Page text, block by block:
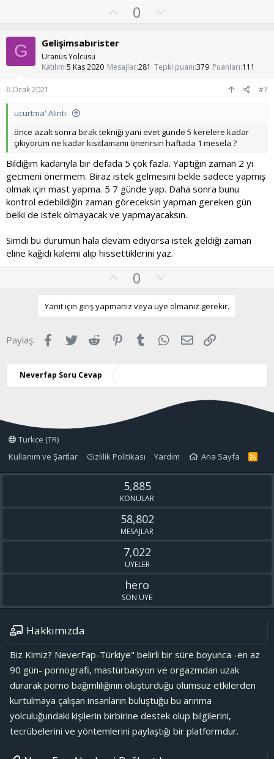
O0
s
y
l
a
G Gelişimsabırister
Uranüs Yolcusu
Katılım 5 Kas 2020 Mesajlar281 Tepki puanı 379 Puanları 111
6 Ocak 2021 #7
ucurtma' Alıntı:
önce azalt sonra bırak tekniği yani evet günde 5 kerelere kadar
çıkıyorum ne kadar kısıtlamamı önerirsin haftada 1 mesela ?
Bildiğim kadarıyla bir defada 5 çok fazla. Yaptığın zaman 2 yi
gecmeni önermem. Biraz istek gelmesini bekle sadece yapmış
olmak için mast yapma. 5 7 günde yap. Daha sonra bunu
kontrol edebildiğin zaman göreceksin yapman gereken gün
belki de istek olmayacak ve yapmayacaksın.
Simdi bu durumun hala devam ediyorsa istek geldiği zaman
eline kağıdı kalemi alıp hissettiklerini yaz.
O
y
l
a
0
l
u
m
s
z
l
Yanıt için giriş yapmanız veya üye olmanız gerekir.
Paylaş: Facebook
Twitter Reddit Pinterest
Tumblr WhatsApp
E-posta
Neverfap Soru Cevap
Turkce (TR)
Kullanım ve Şartlar
Gizlilik Politikası Yardım Ana Sayfa
R
S
5,885
KONULAR
58,802
MESAJLAR
7,022
ÜYELER
hero
SON ÜYE
Hakkımızda
Biz Kimiz? NeverFap-Türkiye" belirli bir süre boyunca -en az
90 gün- pornografi, mastürbasyon ve orgazmdan uzak
durarak porno bağımlılığının oluşturduğu olumsuz etkilerden
kurtulmaya çalışan insanların buluştuğu bu arınma
yolculuğundaki kişilerin birbirine destek olup bilgilerini,
tecrübelerini ve yöntemlerini paylaştığı bir platformdur.